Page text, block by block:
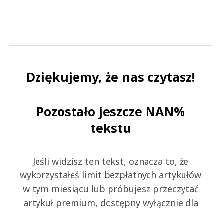
Dziękujemy, że nas czytasz!
Pozostało jeszcze NAN%
tekstu
Jeśli widzisz ten tekst, oznacza to, że
wykorzystałeś limit bezpłatnych artykułów
w tym miesiącu lub próbujesz przeczytać
artykuł premium, dostępny wyłącznie dla